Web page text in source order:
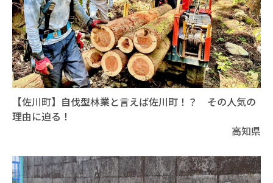
【佐川町】自伐型林業と言えば佐川町！？ その人気の
理由に迫る！
高知県